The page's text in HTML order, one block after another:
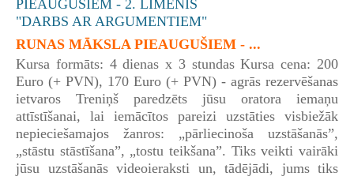
RUNAS MĀKSLA PIEAUGUŠIEM - ...
Kursa formāts: 4 dienas x 3 stundas Kursa cena: 200
Euro (+ PVN), 170 Euro (+ PVN) - agrās rezervēšanas
ietvaros Treniņš paredzēts jūsu oratora iemaņu
attīstīšanai, lai iemācītos pareizi uzstāties visbiežāk
nepieciešamajos žanros: „pārliecinoša uzstāšanās”,
„stāstu stāstīšana”, „tostu teikšana”. Tiks veikti vairāki
jūsu uzstāšanās videoieraksti un, tādējādi, jums tiks